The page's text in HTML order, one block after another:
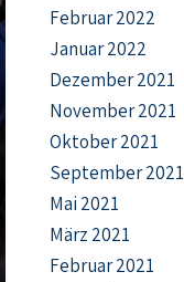
Februar 2022
Januar 2022
Dezember 2021
November 2021
Oktober 2021
September 2021
Mai 2021
März 2021
Februar 2021